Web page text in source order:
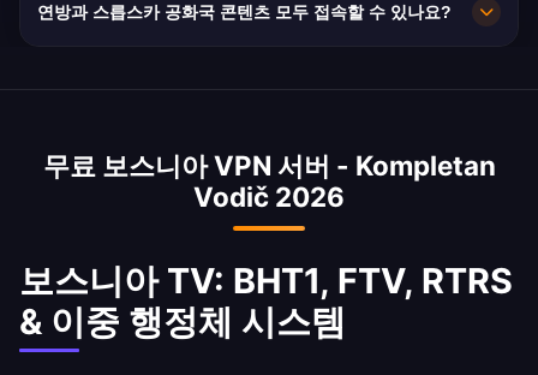
평균 속도는 40Mbps이며 사라예보와 주요 도시
연방과 스릅스카 공화국 콘텐츠 모두 접속할 수 있나요?
공화국) 콘텐츠 모두에 접속을 제공하며, BHT1 국
전체 미디어 환경에 완전히 접속할 수 있습니다.
무료 보스니아 VPN 서버 - Kompletan
Vodič 2026
보스니아 TV: BHT1, FTV, RTRS
& 이중 행정체 시스템